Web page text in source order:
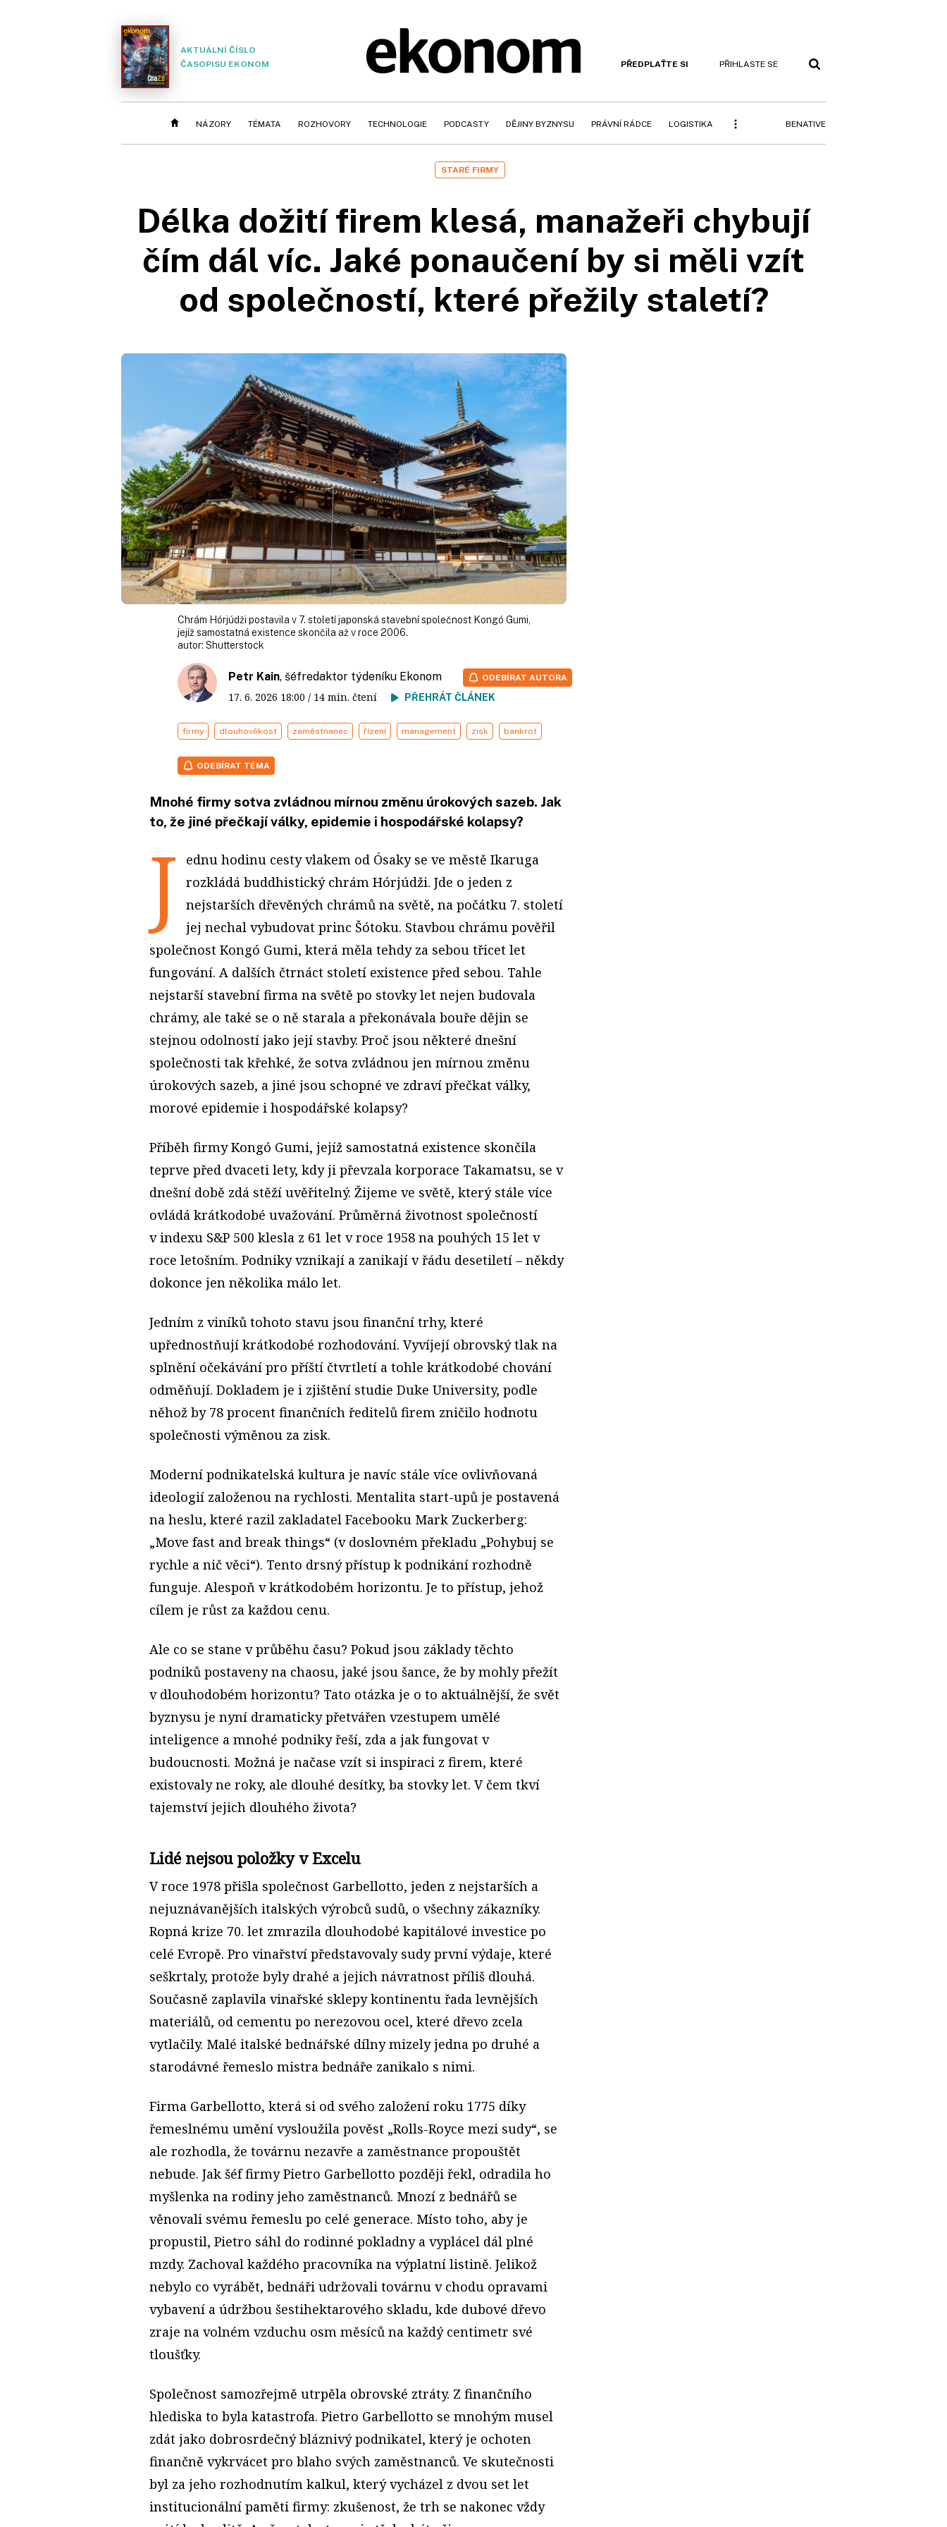
AKTUÁLNÍ ČÍSLO
ČASOPISU EKONOM
PŘEDPLAŤTE SI PŘIHLASTE SE
NÁZORY TÉMATA ROZHOVORY TECHNOLOGIE PODCASTY DĚJINY BYZNYSU PRÁVNÍ RÁDCE LOGISTIKA BENATIVE
STARÉ FIRMY
Délka dožití firem klesá, manažeři chybují
čím dál víc. Jaké ponaučení by si měli vzít
od společností, které přežily staletí?
Chrám Hórjúdži postavila v 7. století japonská stavební společnost Kongó Gumi,
jejíž samostatná existence skončila až v roce 2006.
autor: Shutterstock
Petr Kain, šéfredaktor týdeníku Ekonom
17. 6. 2026 18:00 / 14 min. čtení PŘEHRÁT ČLÁNEK
ODEBÍRAT AUTORA
firmy dlouhověkost zaměstnanec řízení management zisk bankrot
ODEBÍRAT TÉMA
Mnohé firmy sotva zvládnou mírnou změnu úrokových sazeb. Jak
to, že jiné přečkají války, epidemie i hospodářské kolapsy?
J
ednu hodinu cesty vlakem od Ósaky se ve městě Ikaruga
rozkládá buddhistický chrám Hórjúdži. Jde o jeden z
nejstarších dřevěných chrámů na světě, na počátku 7. století
jej nechal vybudovat princ Šótoku. Stavbou chrámu pověřil
společnost Kongó Gumi, která měla tehdy za sebou třicet let
fungování. A dalších čtrnáct století existence před sebou. Tahle
nejstarší stavební firma na světě po stovky let nejen budovala
chrámy, ale také se o ně starala a překonávala bouře dějin se
stejnou odolností jako její stavby. Proč jsou některé dnešní
společnosti tak křehké, že sotva zvládnou jen mírnou změnu
úrokových sazeb, a jiné jsou schopné ve zdraví přečkat války,
morové epidemie i hospodářské kolapsy?
Příběh firmy Kongó Gumi, jejíž samostatná existence skončila
teprve před dvaceti lety, kdy ji převzala korporace Takamatsu, se v
dnešní době zdá stěží uvěřitelný. Žijeme ve světě, který stále více
ovládá krátkodobé uvažování. Průměrná životnost společností
v indexu S&P 500 klesla z 61 let v roce 1958 na pouhých 15 let v
roce letošním. Podniky vznikají a zanikají v řádu desetiletí – někdy
dokonce jen několika málo let.
Jedním z viníků tohoto stavu jsou finanční trhy, které
upřednostňují krátkodobé rozhodování. Vyvíjejí obrovský tlak na
splnění očekávání pro příští čtvrtletí a tohle krátkodobé chování
odměňují. Dokladem je i zjištění studie Duke University, podle
něhož by 78 procent finančních ředitelů firem zničilo hodnotu
společnosti výměnou za zisk.
Moderní podnikatelská kultura je navíc stále více ovlivňovaná
ideologií založenou na rychlosti. Mentalita start-upů je postavená
na heslu, které razil zakladatel Facebooku Mark Zuckerberg:
„Move fast and break things“ (v doslovném překladu „Pohybuj se
rychle a nič věci“). Tento drsný přístup k podnikání rozhodně
funguje. Alespoň v krátkodobém horizontu. Je to přístup, jehož
cílem je růst za každou cenu.
Ale co se stane v průběhu času? Pokud jsou základy těchto
podniků postaveny na chaosu, jaké jsou šance, že by mohly přežít
v dlouhodobém horizontu? Tato otázka je o to aktuálnější, že svět
byznysu je nyní dramaticky přetvářen vzestupem umělé
inteligence a mnohé podniky řeší, zda a jak fungovat v
budoucnosti. Možná je načase vzít si inspiraci z firem, které
existovaly ne roky, ale dlouhé desítky, ba stovky let. V čem tkví
tajemství jejich dlouhého života?
Lidé nejsou položky v Excelu
V roce 1978 přišla společnost Garbellotto, jeden z nejstarších a
nejuznávanějších italských výrobců sudů, o všechny zákazníky.
Ropná krize 70. let zmrazila dlouhodobé kapitálové investice po
celé Evropě. Pro vinařství představovaly sudy první výdaje, které
seškrtaly, protože byly drahé a jejich návratnost příliš dlouhá.
Současně zaplavila vinařské sklepy kontinentu řada levnějších
materiálů, od cementu po nerezovou ocel, které dřevo zcela
vytlačily. Malé italské bednářské dílny mizely jedna po druhé a
starodávné řemeslo mistra bednáře zanikalo s nimi.
Firma Garbellotto, která si od svého založení roku 1775 díky
řemeslnému umění vysloužila pověst „Rolls-Royce mezi sudy“, se
ale rozhodla, že továrnu nezavře a zaměstnance propouštět
nebude. Jak šéf firmy Pietro Garbellotto později řekl, odradila ho
myšlenka na rodiny jeho zaměstnanců. Mnozí z bednářů se
věnovali svému řemeslu po celé generace. Místo toho, aby je
propustil, Pietro sáhl do rodinné pokladny a vyplácel dál plné
mzdy. Zachoval každého pracovníka na výplatní listině. Jelikož
nebylo co vyrábět, bednáři udržovali továrnu v chodu opravami
vybavení a údržbou šestihektarového skladu, kde dubové dřevo
zraje na volném vzduchu osm měsíců na každý centimetr své
tloušťky.
Společnost samozřejmě utrpěla obrovské ztráty. Z finančního
hlediska to byla katastrofa. Pietro Garbellotto se mnohým musel
zdát jako dobrosrdečný bláznivý podnikatel, který je ochoten
finančně vykrvácet pro blaho svých zaměstnanců. Ve skutečnosti
byl za jeho rozhodnutím kalkul, který vycházel z dvou set let
institucionální paměti firmy: zkušenost, že trh se nakonec vždy